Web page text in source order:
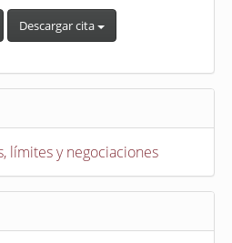
Descargar cita
límites y negociaciones